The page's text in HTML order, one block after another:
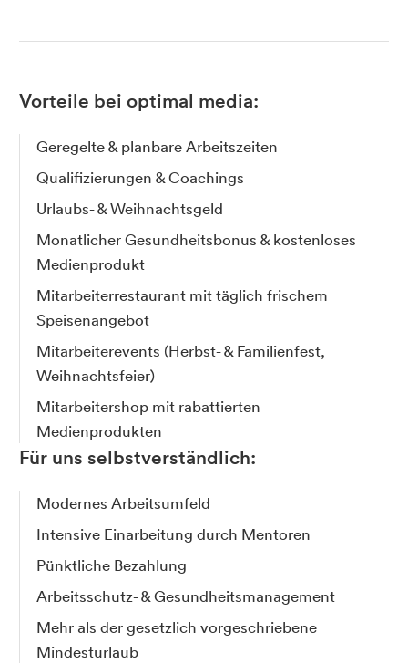
Vorteile bei optimal media:
Geregelte & planbare Arbeitszeiten
Qualifizierungen & Coachings
Urlaubs- & Weihnachtsgeld
Monatlicher Gesundheitsbonus & kostenloses
Medienprodukt
Mitarbeiterrestaurant mit täglich frischem
Speisenangebot
Mitarbeiterevents (Herbst- & Familienfest,
Weihnachtsfeier)
Mitarbeitershop mit rabattierten
Medienprodukten
Für uns selbstverständlich:
Modernes Arbeitsumfeld
Intensive Einarbeitung durch Mentoren
Pünktliche Bezahlung
Arbeitsschutz- & Gesundheitsmanagement
Mehr als der gesetzlich vorgeschriebene
Mindesturlaub